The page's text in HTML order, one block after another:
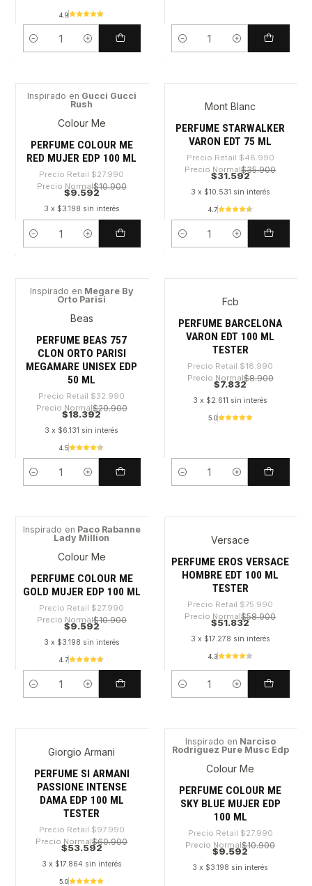
4.9
Cantidad Cantidad
Inspirado en Gucci Gucci
Rush
Colour Me
PERFUME COLOUR ME
RED MUJER EDP 100 ML
Precio Retail $27.990
Precio Normal$10.900
$9.592
3 x $3.198 sin interés
Cantidad
Mont Blanc
PERFUME STARWALKER
VARON EDT 75 ML
Precio Retail $48.990
Precio Normal$35.900
$31.592
3 x $10.531 sin interés
4.7
Cantidad
Inspirado en Megare By
Orto Parisi
Beas
PERFUME BEAS 757
CLON ORTO PARISI
MEGAMARE UNISEX EDP
50 ML
Precio Retail $32.990
Precio Normal$20.900
$18.392
3 x $6.131 sin interés
4.5
Cantidad
Fcb
PERFUME BARCELONA
VARON EDT 100 ML
TESTER
Precio Retail $18.990
Precio Normal$8.900
$7.832
3 x $2.611 sin interés
5.0
Cantidad
Inspirado en Paco Rabanne
Lady Million
Colour Me
PERFUME COLOUR ME
GOLD MUJER EDP 100 ML
Precio Retail $27.990
Precio Normal$10.900
$9.592
3 x $3.198 sin interés
4.7
Cantidad
Versace
PERFUME EROS VERSACE
HOMBRE EDT 100 ML
TESTER
Precio Retail $75.990
Precio Normal$58.900
$51.832
3 x $17.278 sin interés
4.3
Cantidad
-45%Giorgio Armani
PERFUME SI ARMANI
PASSIONE INTENSE
DAMA EDP 100 ML
TESTER
Precio Retail $97.990
Precio Normal$60.900
$53.592
3 x $17.864 sin interés
5.0
-65%
Inspirado en Narciso
Rodriguez Pure Musc Edp
Colour Me
PERFUME COLOUR ME
SKY BLUE MUJER EDP
100 ML
Precio Retail $27.990
Precio Normal$10.900
$9.592
3 x $3.198 sin interés